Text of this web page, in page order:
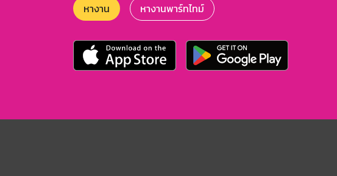
หางาน หางานพาร์ทไทม์